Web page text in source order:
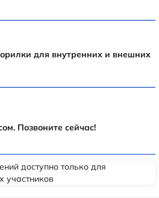
для внутренних и внешних
Позвоните сейчас!
доступно только для
участников